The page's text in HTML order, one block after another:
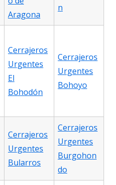
Aragona
n
Cerrajeros
Urgentes
El
Bohodón
Cerrajeros
Urgentes
Bohoyo
Cerrajeros
Urgentes
Bularros
Cerrajeros
Urgentes
Burgohon
do